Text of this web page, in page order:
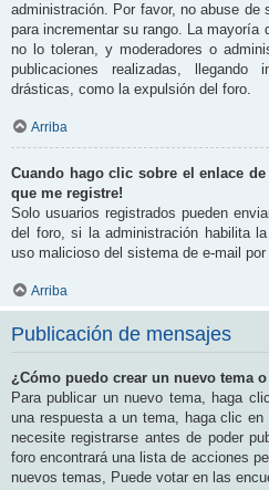
administración. Por favor, no abuse de
para incrementar su rango. La mayoría
no lo toleran, y moderadores o
publicaciones realizadas,
drásticas, como la expulsión del foro.
Arriba
Cuando hago clic sobre el enlace
que me registre!
Solo usuarios registrados pueden
del foro, si la administración habilita
uso malicioso del sistema de e-mail
Arriba
Publicación de mensajes
¿Cómo puedo crear un nuevo tema
Para publicar un nuevo tema, haga
una respuesta a un tema, haga clic
necesite registrarse antes de poder
foro encontrará una lista de acciones
nuevos temas, Puede votar en las